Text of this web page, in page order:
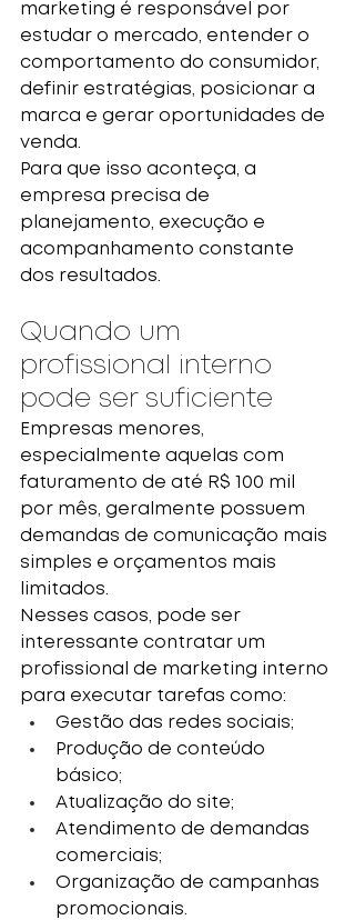
marketing é responsável por
estudar o mercado, entender o
comportamento do consumidor,
definir estratégias, posicionar a
marca e gerar oportunidades de
venda.
Para que isso aconteça, a
empresa precisa de
planejamento, execução e
acompanhamento constante
dos resultados.
Quando um
profissional interno
pode ser suficiente
Empresas menores,
especialmente aquelas com
faturamento de até R$ 100 mil
por mês, geralmente possuem
demandas de comunicação mais
simples e orçamentos mais
limitados.
Nesses casos, pode ser
interessante contratar um
profissional de marketing interno
para executar tarefas como:
Gestão das redes sociais;
Produção de conteúdo
básico;
Atualização do site;
Atendimento de demandas
comerciais;
Organização de campanhas
promocionais.